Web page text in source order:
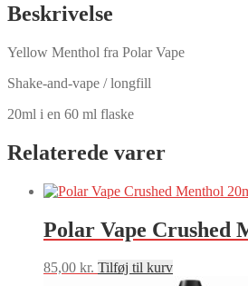
Beskrivelse
Yellow Menthol fra Polar Vape
Shake-and-vape / longfill
20ml i en 60 ml flaske
Relaterede varer
Polar Vape Crushed
85,00 kr. Tilføj til kurv